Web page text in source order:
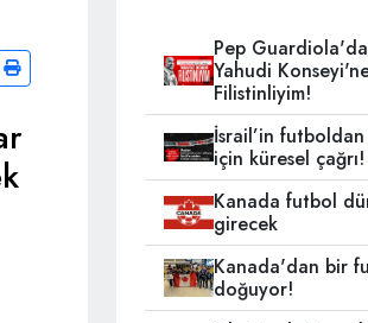
Pep
Yahudi
Filistinliyim!
İsrail’in
için küresel çağrı!
Kanada futbol
girecek
Kanada'dan bir
doğuyor!